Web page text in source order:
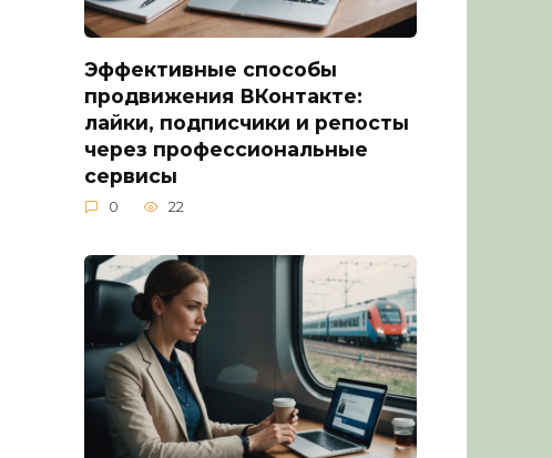
Эффективные способы
продвижения ВКонтакте:
лайки, подписчики и репосты
через профессиональные
сервисы
0 22